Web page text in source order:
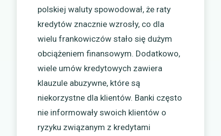
polskiej waluty spowodował, że raty
kredytów znacznie wzrosły, co dla
wielu frankowiczów stało się dużym
obciążeniem finansowym. Dodatkowo,
wiele umów kredytowych zawiera
klauzule abuzywne, które są
niekorzystne dla klientów. Banki często
nie informowały swoich klientów o
ryzyku związanym z kredytami